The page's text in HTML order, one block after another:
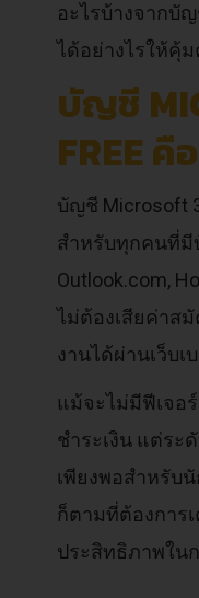
อะไรบ้างจากบั
ได้อย่างไรให้คุ้
บัญชี
FREE คื
บัญชี Microsoft
สำหรับทุกคนที่มี
Outlook.com,
ไม่ต้องเสียค่าส
งานได้ผ่านเว็บ
แม้จะไม่มีฟีเจอ
ชำระเงิน แต่ระ
เพียงพอสำหรับ
ก็ตามที่ต้องการ
ประสิทธิภาพใน